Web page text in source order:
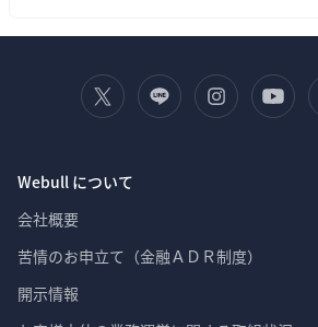
Webull について
会社概要
苦情のお申立て（金融ＡＤＲ制度）
開示情報